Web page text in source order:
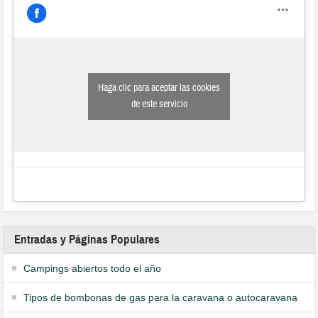
Haga clic para aceptar las cookies
de este servicio
Entradas y Páginas Populares
Campings abiertos todo el año
Tipos de bombonas de gas para la caravana o autocaravana